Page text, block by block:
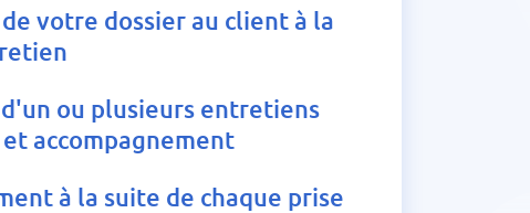
votre dossier au client à la
ou plusieurs entretiens
accompagnement
à la suite de chaque prise